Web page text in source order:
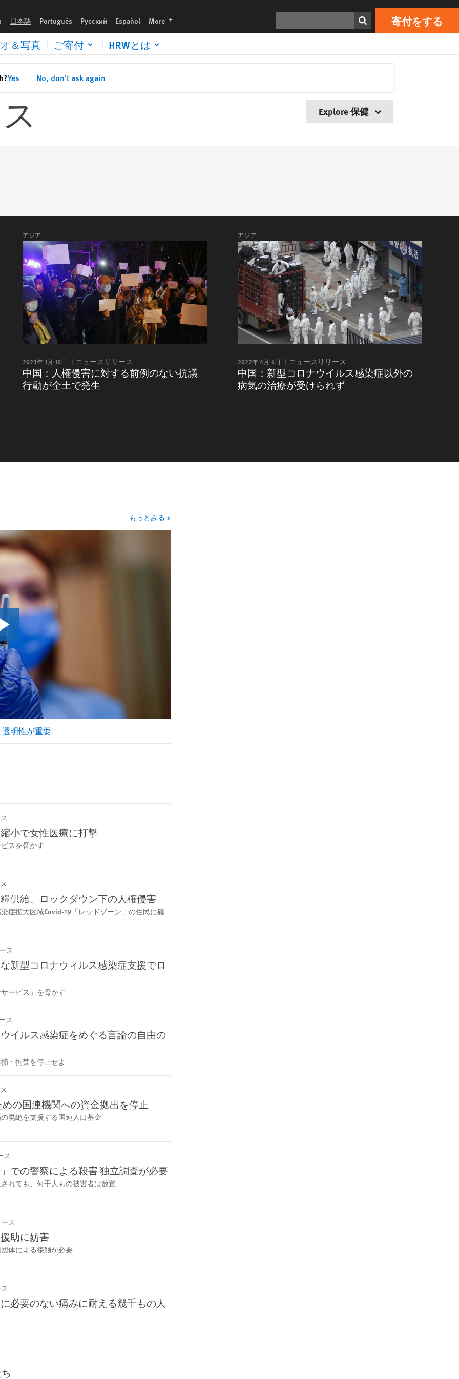
日本語 Português Русский Español More languages 寄付をする
＆写真 ご寄付 HRWとは
Yes No, don't ask again
Explore 保健
アジア
2023年 1月 10日 ニュースリリース
中国：人権侵害に対する前例のない抗議
行動が全土で発生
アジア
2022年 4月 6日 ニュースリリース
中国：新型コロナウイルス感染症以外の
病気の治療が受けられず
もっとみる ビデオ
明性が重要
小で女性医療に打撃
スを脅かす
供給、ロックダウン下の人権侵害
症拡大区域Covid-19「レッドゾーン」の住民に確
ス
新型コロナウィルス感染症支援でロ
ービス」を脅かす
ス
イルス感染症をめぐる言論の自由の
・拘禁を停止せよ
の国連機関への資金拠出を停止
廃絶を支援する国連人口基金
ス
での警察による殺害 独立調査が必要
れても、何千人もの被害者は放置
ス
助に妨害
体による接触が必要
必要のない痛みに耐える幾千もの人